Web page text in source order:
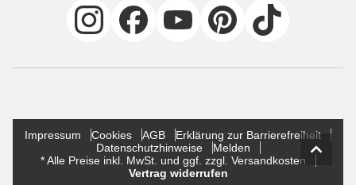
Impressum Cookies AGB
Erklärung zur Barrierefreiheit
Datenschutzhinweise
Melden
* Alle Preise inkl. MwSt. und ggf. zzgl. Versandkosten
Vertrag widerrufen